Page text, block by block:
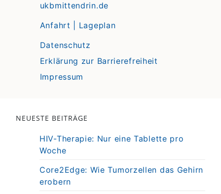
ukbmittendrin.de
Anfahrt | Lageplan
Datenschutz
Erklärung zur Barrierefreiheit
Impressum
NEUESTE BEITRÄGE
HIV-Therapie: Nur eine Tablette pro
Woche
Core2Edge: Wie Tumorzellen das Gehirn
erobern